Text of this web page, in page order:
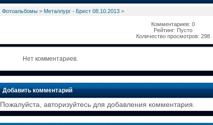
Фотоальбомы> Металлург - Брест 08.10.2013>
Комментариев: 0
Рейтинг: Пусто
Количество просмотров: 298
Нет комментариев.
Добавить комментарий
Пожалуйста, авторизуйтесь для добавления комментария.